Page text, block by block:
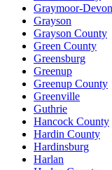
Graymoor-
Grayson
Grayson County
Green County
Greensburg
Greenup
Greenup County
Greenville
Guthrie
Hancock County
Hardin County
Hardinsburg
Harlan